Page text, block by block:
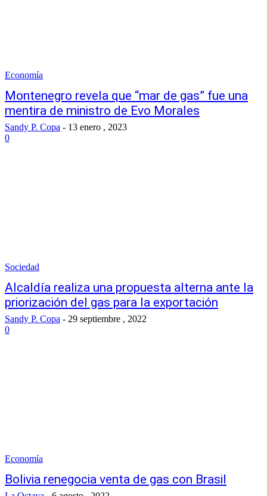
Economía
Montenegro revela que “mar de gas” fue una
mentira de ministro de Evo Morales
Sandy P. Copa - 13 enero , 2023
0
Sociedad
Alcaldía realiza una propuesta alterna ante la
priorización del gas para la exportación
Sandy P. Copa - 29 septiembre , 2022
0
Economía
Bolivia renegocia venta de gas con Brasil